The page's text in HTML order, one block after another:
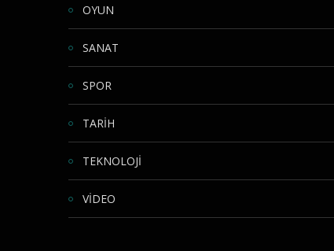
OYUN
SANAT
SPOR
TARİH
TEKNOLOJİ
VİDEO